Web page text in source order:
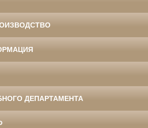
ДЕПАРТАМЕНТА